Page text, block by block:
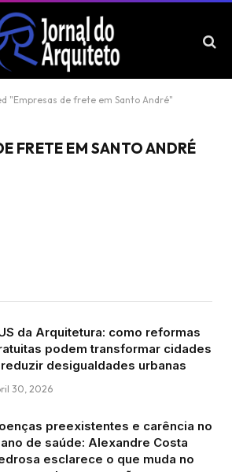
"Empresas de frete em Santo André"
FRETE EM SANTO ANDRÉ
da Arquitetura: como reformas
podem transformar cidades
desigualdades urbanas
30, 2026
preexistentes e carência no
de saúde: Alexandre Costa
esclarece o que muda no